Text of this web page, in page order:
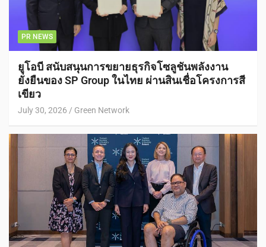
PR NEWS
ยูโอบี สนับสนุนการขยายธุรกิจโซลูชันพลังงาน
ยั่งยืนของ SP Group ในไทย ผ่านสินเชื่อโครงการสี
เขียว
July 30, 2026 Green Network